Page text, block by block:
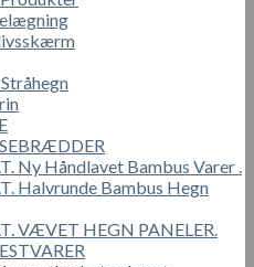
Ny Håndlavet Bambus Varer .
Halvrunde Bambus Hegn
VÆVET HEGN PANELER.